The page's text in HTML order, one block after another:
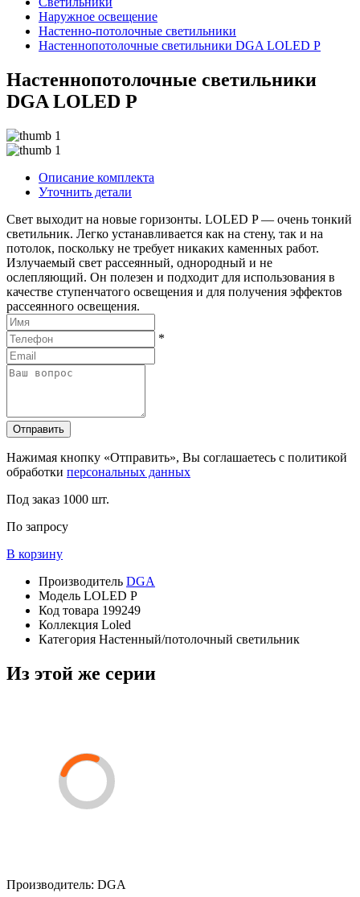
Наружное освещение
Настенно-потолочные светильники
Настеннопотолочные светильники DGA LOLED P
Настеннопотолочные светильники
DGA LOLED P
Описание комплекта
Уточнить детали
Свет выходит на новые горизонты. LOLED P — очень тонкий
светильник. Легко устанавливается как на стену, так и на
потолок, поскольку не требует никаких каменных работ.
Излучаемый свет рассеянный, однородный и не
ослепляющий. Он полезен и подходит для использования в
качестве ступенчатого освещения и для получения эффектов
рассеянного освещения.
*
Отправить
Нажимая кнопку «Отправить», Вы соглашаетесь с политикой
обработки персональных данных
Под заказ 1000 шт.
По запросу
В корзину
Производитель DGA
Модель LOLED P
Код товара 199249
Коллекция Loled
Категория Настенный/потолочный светильник
Из этой же серии
Производитель: DGA